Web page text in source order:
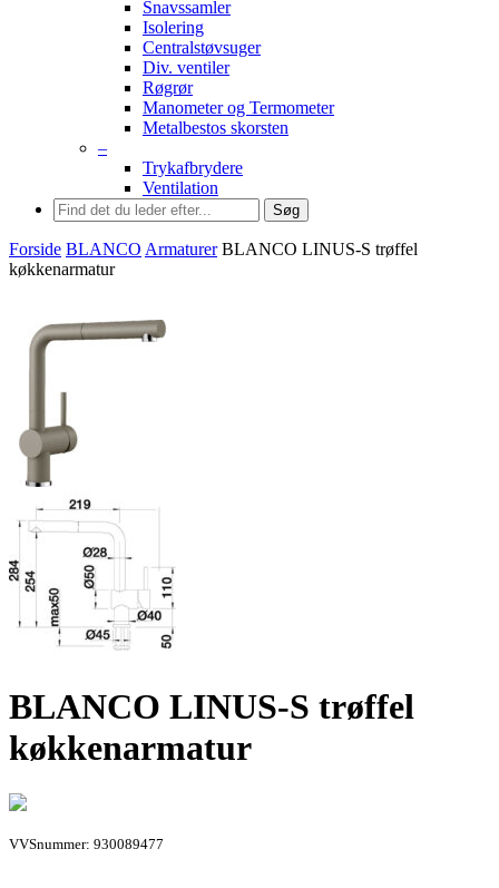
Snavssamler
Isolering
Centralstøvsuger
Div. ventiler
Røgrør
Manometer og Termometer
Metalbestos skorsten
–
Trykafbrydere
Ventilation
Søg
Forside BLANCO Armaturer BLANCO LINUS-S trøffel
køkkenarmatur
BLANCO LINUS-S trøffel
køkkenarmatur
VVSnummer: 930089477